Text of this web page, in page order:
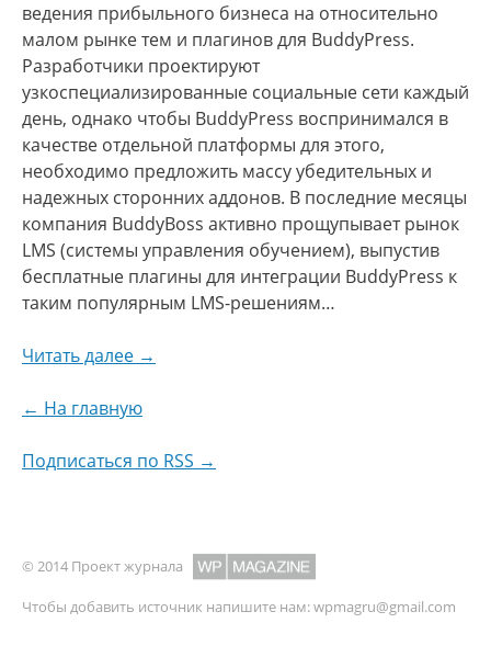
ведения прибыльного бизнеса на относительно
малом рынке тем и плагинов для BuddyPress.
Разработчики проектируют
узкоспециализированные социальные сети каждый
день, однако чтобы BuddyPress воспринимался в
качестве отдельной платформы для этого,
необходимо предложить массу убедительных и
надежных сторонних аддонов. В последние месяцы
компания BuddyBoss активно прощупывает рынок
LMS (системы управления обучением), выпустив
бесплатные плагины для интеграции BuddyPress к
таким популярным LMS-решениям…
Читать далее →
← На главную
Подписаться по RSS →
© 2014 Проект журнала
Чтобы добавить источник напишите нам:wpmagru@gmail.com